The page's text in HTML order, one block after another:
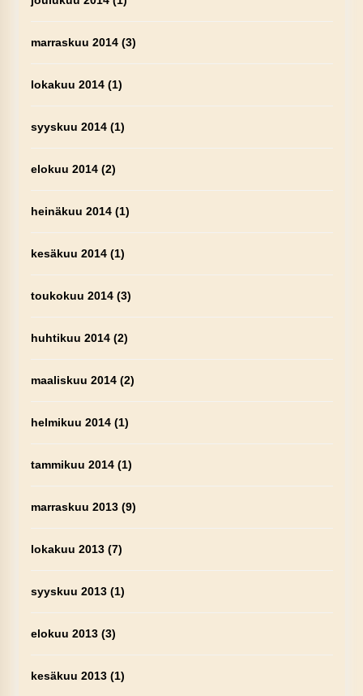
marraskuu 2014(3)
lokakuu 2014(1)
syyskuu 2014(1)
elokuu 2014(2)
heinäkuu 2014(1)
kesäkuu 2014(1)
toukokuu 2014(3)
huhtikuu 2014(2)
maaliskuu 2014(2)
helmikuu 2014(1)
tammikuu 2014(1)
marraskuu 2013(9)
lokakuu 2013(7)
syyskuu 2013(1)
elokuu 2013(3)
kesäkuu 2013(1)